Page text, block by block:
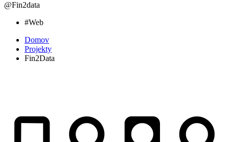
@Fin2data
#Web
Domov
Projekty
Fin2Data